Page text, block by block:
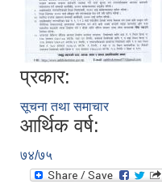
प्रकार:
सूचना तथा समाचार
आर्थिक वर्ष:
७४/७५